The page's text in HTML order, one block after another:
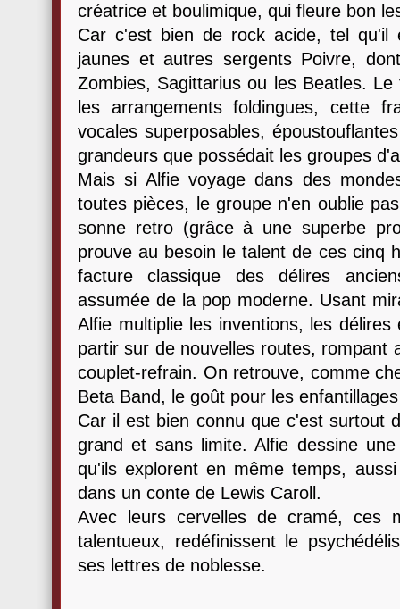
créatrice et boulimique, qui fleure bon
Car c'est bien de rock acide, tel qu'il
jaunes et autres sergents Poivre,
Zombies, Sagittarius ou les Beatles.
les arrangements foldingues, cette
vocales superposables,
grandeurs que possédait les groupes
Mais si Alfie voyage dans des
toutes pièces, le groupe n'en oublie
sonne retro (grâce à une superbe
prouve au besoin le talent de ces cinq
facture classique des délires
assumée de la pop moderne. Usant
Alfie multiplie les inventions, les
partir sur de nouvelles routes, rompant
couplet-refrain. On retrouve, comme
Beta Band, le goût pour les
Car il est bien connu que c'est surtout
grand et sans limite. Alfie dessine
qu'ils explorent en même temps,
dans un conte de Lewis Caroll.
Avec leurs cervelles de cramé, ces
talentueux, redéfinissent le
ses lettres de noblesse.